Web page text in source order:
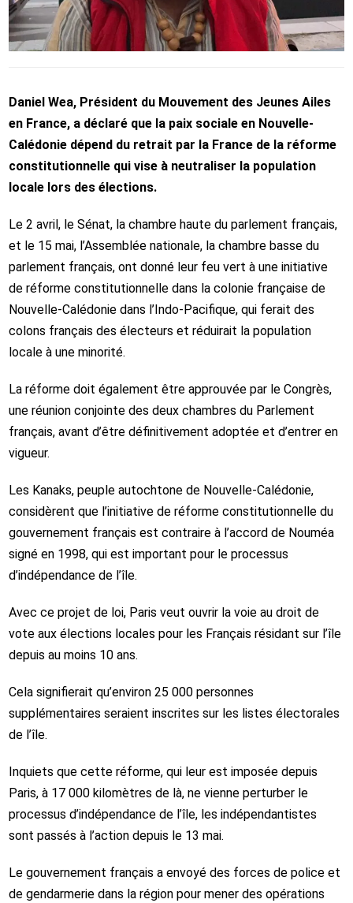
Daniel Wea, Président du Mouvement des Jeunes Ailes
en France, a déclaré que la paix sociale en Nouvelle-
Calédonie dépend du retrait par la France de la réforme
constitutionnelle qui vise à neutraliser la population
locale lors des élections.
Le 2 avril, le Sénat, la chambre haute du parlement français,
et le 15 mai, l’Assemblée nationale, la chambre basse du
parlement français, ont donné leur feu vert à une initiative
de réforme constitutionnelle dans la colonie française de
Nouvelle-Calédonie dans l’Indo-Pacifique, qui ferait des
colons français des électeurs et réduirait la population
locale à une minorité.
La réforme doit également être approuvée par le Congrès,
une réunion conjointe des deux chambres du Parlement
français, avant d’être définitivement adoptée et d’entrer en
vigueur.
Les Kanaks, peuple autochtone de Nouvelle-Calédonie,
considèrent que l’initiative de réforme constitutionnelle du
gouvernement français est contraire à l’accord de Nouméa
signé en 1998, qui est important pour le processus
d’indépendance de l’île.
Avec ce projet de loi, Paris veut ouvrir la voie au droit de
vote aux élections locales pour les Français résidant sur l’île
depuis au moins 10 ans.
Cela signifierait qu’environ 25 000 personnes
supplémentaires seraient inscrites sur les listes électorales
de l’île.
Inquiets que cette réforme, qui leur est imposée depuis
Paris, à 17 000 kilomètres de là, ne vienne perturber le
processus d’indépendance de l’île, les indépendantistes
sont passés à l’action depuis le 13 mai.
Le gouvernement français a envoyé des forces de police et
de gendarmerie dans la région pour mener des opérations